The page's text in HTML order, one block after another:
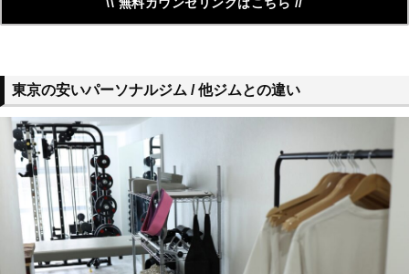
東京の安いパーソナルジム / 他ジムとの違い